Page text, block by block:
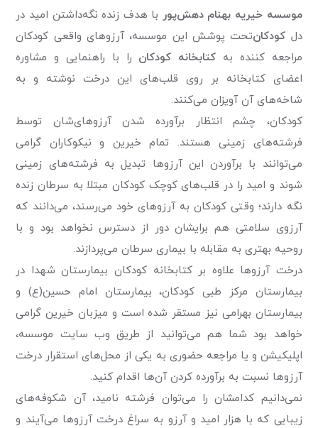
موسسه خیریه بهنام دهش‌پور با هدف زنده نگه‌داشتن امید در
دل کودکان‌تحت پوشش این موسسه، آرزوهای واقعی کودکان
مراجعه کننده به کتابخانه کودکان را با راهنمایی و مشاوره
اعضای کتابخانه بر روی قلب‌های این درخت نوشته و به
شاخه‌های آن آویزان می‌کنند.
کودکان، چشم انتظار برآورده شدن آرزو‌های‌شان توسط
فرشته‌های زمینی هستند. تمام خیرین و نیکوکاران گرامی
می‌توانند با برآوردن این آرزوها تبدیل به فرشته‌های زمینی
شوند و امید را در قلب‌های کوچک کودکان مبتلا به سرطان زنده
نگه دارند؛ وقتی کودکان به آرزوهای خود می‌رسند، می‌دانند که
آرزوی سلامتی هم برایشان دور از دسترس نخواهد بود و با
روحیه بهتری به مقابله با بیماری سرطان می‌پردازند.
درخت آرزو‌ها علاوه بر کتابخانه کودکان بیمارستان شهدا در
بیمارستان‌ مرکز طبی کودکان، بیمارستان امام حسین(ع) و
بیمارستان بهرامی نیز مستقر شده است و میزبان خیرین گرامی
خواهد بود شما هم می‌توانید از طریق وب سایت موسسه،
اپلیکیشن و یا مراجعه حضوری به یکی از محل‌های استقرار درخت
آرزو‌ها نسبت به برآورده کردن آن‌ها اقدام کنید.
نمی‌دانیم کدامشان را می‌توان فرشته نامید، آن شکوفه‌های
زیبایی که با هزار امید و آرزو به سراغ درخت آرزو‌ها می‌آیند و